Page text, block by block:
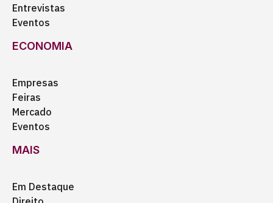
Entrevistas
Eventos
ECONOMIA
Empresas
Feiras
Mercado
Eventos
MAIS
Em Destaque